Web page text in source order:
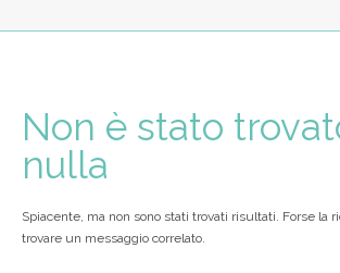
Non è stato
nulla
Spiacente, ma non sono stati trovati risultati. Forse la
trovare un messaggio correlato.